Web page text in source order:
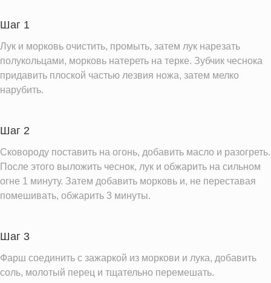
Пищевые волокна
Холестерин
Вода
275.9 г
Натрий
184.0 мг
Железо
Калий
907.7 мг
Фолиевая кислота
Витамин С
30.0 мг
Витамин Д
Витамин Е
0.7 мг
Насыщенные жиры
12.1 г
Шаг 1
Лук и морковь очистить, промыть, затем лук нарезать
полукольцами, морковь натереть на терке. Зубчик чеснока
придавить плоской частью лезвия ножа, затем мелко
нарубить.
Шаг 2
Сковороду поставить на огонь, добавить масло и разогреть.
После этого выложить чеснок, лук и обжарить на сильном
огне 1 минуту. Затем добавить морковь и, не переставая
помешивать, обжарить 3 минуты.
Шаг 3
Фарш соединить с зажаркой из моркови и лука, добавить
соль, молотый перец и тщательно перемешать.